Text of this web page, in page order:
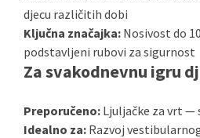
djecu različitih dobi
Ključna značajka: Nosivost do
podstavljeni rubovi za sigurnost
Za svakodnevnu igru
Preporučeno: Ljuljačke za vrt —
Idealno za: Razvoj